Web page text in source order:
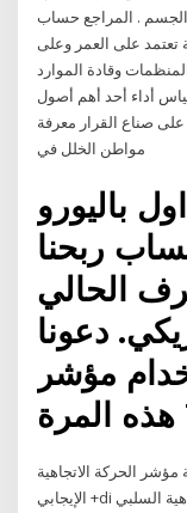
. المراجع حساب
تعتمد على العمر وعلى
وقادة الموارد
أداء أحد أهم أصول
صناع القرار معرفة
مواطن الخلل في
باليورو
ربحنا
الحالي
دعونا
مؤشر
الحركة الاتجاهية
الإيجابي +di ومؤشر الحركة الاتجاهية السلبي –di، ومن خلالهما نتعرف